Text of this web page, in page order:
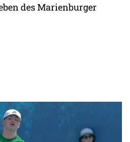
des Marienburger